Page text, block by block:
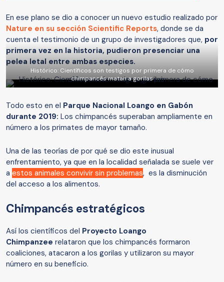
En ese plano se dio a conocer un nuevo estudio realizado por
Nature en su sección Scientific Reports, donde se da
cuenta el testimonio de un grupo de investigadores que, por
primera vez en la historia, pudieron presenciar una
pelea letal entre ambas especies.
Histórico: Científicos son testigos por primera de cómo
chimpancés matan a gorilas
Todo esto en el Parque Nacional Loango en Gabón
durante 2019: Los chimpancés superaban ampliamente en
número a los primates de mayor tamaño.
Una de las teorías de por qué se dio este inusual
enfrentamiento, ya que en la localidad señalada se suele ver
a estos animales convivir sin problemas, es la disminución
del acceso a los alimentos.
Chimpancés estratégicos
Así los científicos del Proyecto Loango
Chimpanzee relataron que los chimpancés formaron
coaliciones, atacaron a los gorilas y utilizaron su mayor
número en su beneficio.